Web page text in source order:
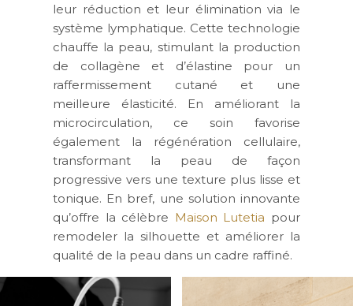
leur réduction et leur élimination via le
système lymphatique. Cette technologie
chauffe la peau, stimulant la production
de collagène et d’élastine pour un
raffermissement cutané et une
meilleure élasticité. En améliorant la
microcirculation, ce soin favorise
également la régénération cellulaire,
transformant la peau de façon
progressive vers une texture plus lisse et
tonique. En bref, une solution innovante
qu’offre la célèbre Maison Lutetia pour
remodeler la silhouette et améliorer la
qualité de la peau dans un cadre raffiné.